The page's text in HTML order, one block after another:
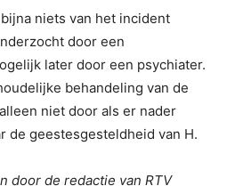
niets van het incident
door een
later door een psychiater.
behandeling van de
niet door als er nader
de geestesgesteldheid van H.
door de redactie van RTV